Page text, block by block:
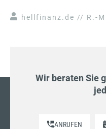
hellfinanz.de // R.-M
Wir beraten Sie
ANRUFEN